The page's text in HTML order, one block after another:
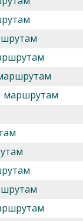
маршрутам